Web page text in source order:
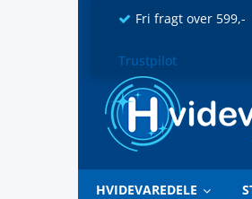
Fri fragt over 599,-
Trustpilot
HVIDEVAREDELE